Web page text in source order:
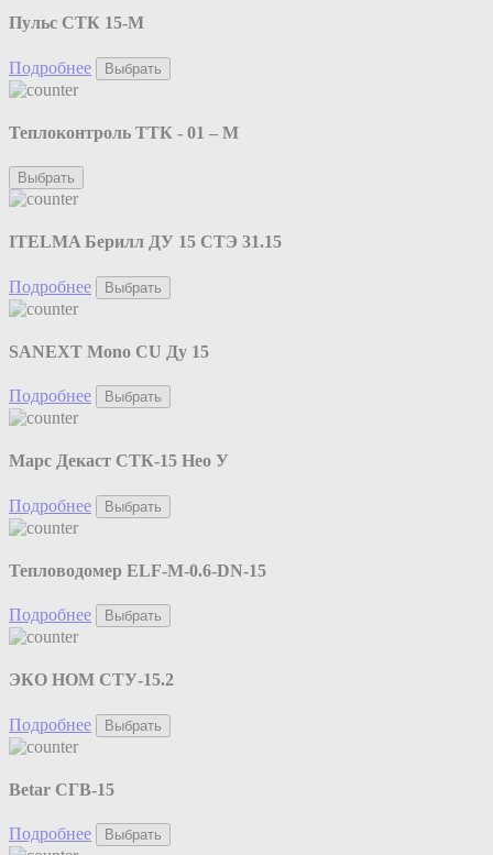
Пульс СТК 15-М
Подробнее Выбрать
Теплоконтроль ТТК - 01 – М
Выбрать
ITELMA Берилл ДУ 15 СТЭ 31.15
Подробнее Выбрать
SANEXT Mono CU Ду 15
Подробнее Выбрать
Марс Декаст СТК-15 Нео У
Подробнее Выбрать
Тепловодомер ELF-M-0.6-DN-15
Подробнее Выбрать
ЭКО НОМ СТУ-15.2
Подробнее Выбрать
Betar СГВ-15
Подробнее Выбрать